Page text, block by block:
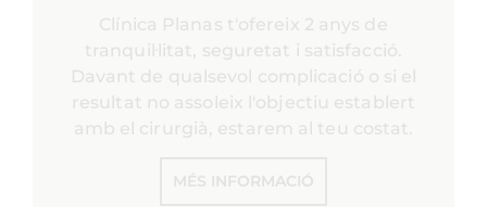
Clínica Planas t'ofereix 2 anys de
tranquil·litat, seguretat i satisfacció.
Davant de qualsevol complicació o si el
resultat no assoleix l'objectiu establert
amb el cirurgià, estarem al teu costat.
MÉS INFORMACIÓ